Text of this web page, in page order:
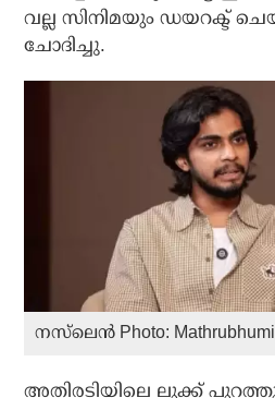
വല്ല സിനിമയും ഡയറക്ട്
ചോദിച്ചു.
നസ്‌ലെന്‍ Photo: Mathrubhumi
അതിരടിയിലെ ലുക്ക്